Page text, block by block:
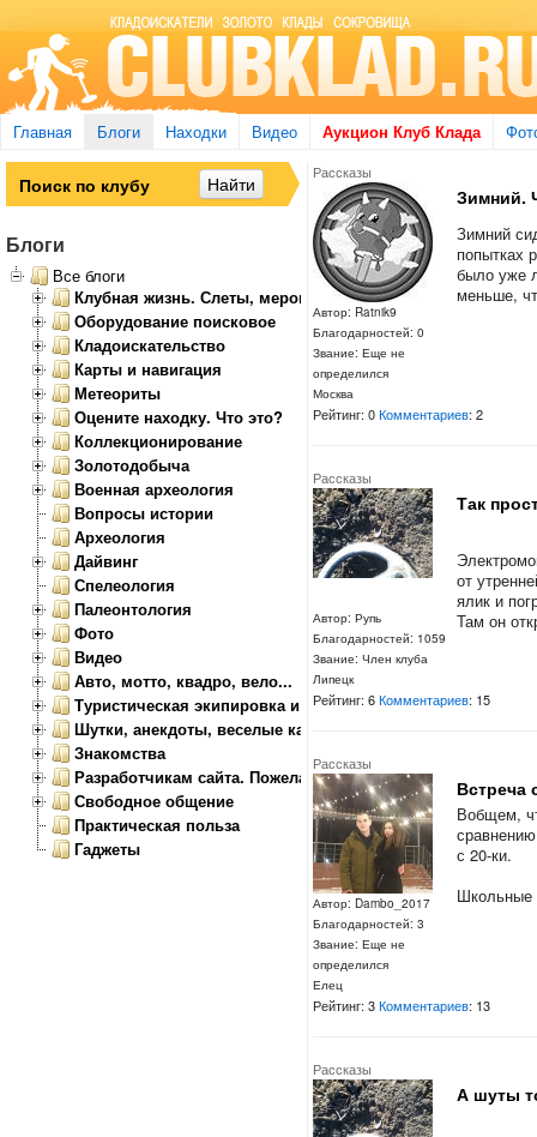
Главная Блоги Находки Видео Аукцион Клуб Клада
Рассказы
Автор: Ratnik9
Благодарностей: 0
Звание: Еще не
определился
Москва
Зимний.
Зимний
попытках
было уже
меньше,
Рейтинг: 0Комментариев: 2
Рассказы
Автор: Рупь
Благодарностей: 1059
Звание: Член клуба
Липецк
Так
от
ялик и
Там он
Рейтинг: 6Комментариев: 15
Рассказы
Автор: Dambo_2017
Благодарностей: 3
Звание: Еще не
определился
Елец
Встреча
Вобщем,
с 20-ки.
Школьные
Рейтинг: 3Комментариев: 13
Рассказы
А шуты
Блоги
Все блоги
Клубная жизнь. Слеты, мероприятия
Оборудование поисковое
Кладоискательство
Карты и навигация
Метеориты
Оцените находку. Что это?
Коллекционирование
Золотодобыча
Военная археология
Вопросы истории
Археология
Дайвинг
Спелеология
Палеонтология
Фото
Видео
Авто, мотто, квадро, вело...
Туристическая экипировка и снаряжение
Шутки, анекдоты, веселые картинки
Знакомства
Разработчикам сайта. Пожелания, замечания.
Свободное общение
Практическая польза
Гаджеты